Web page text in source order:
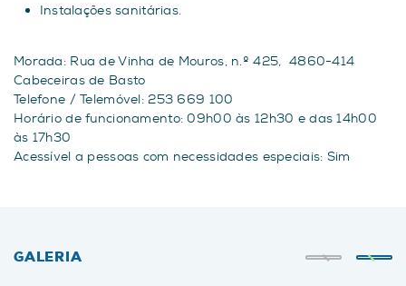
Instalações sanitárias.
Morada: Rua de Vinha de Mouros, n.º 425, 4860-414
Cabeceiras de Basto
Telefone / Telemóvel: 253 669 100
Horário de funcionamento: 09h00 às 12h30 e das 14h00
às 17h30
Acessível a pessoas com necessidades especiais: Sim
GALERIA